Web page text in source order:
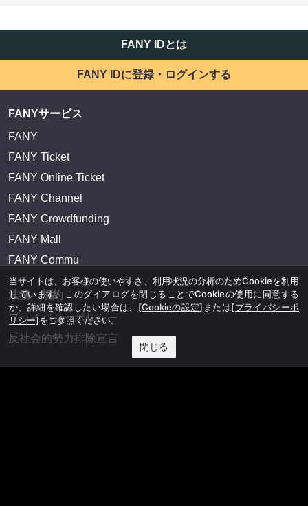
FANY IDとは
FANY IDに登録・ログインする
FANYサービス
FANY
FANY Ticket
FANY Online Ticket
FANY Channel
FANY Crowdfunding
FANY Mall
FANY Commu
法務・規約
プライバシーポリシー
反社会的勢力排除宣言
当サイトは、お客様の使いやすさ、利用状況の分析のためCookieを利用
しています。このダイアログを閉じることでCookieの使用に同意する
か、詳細を確認したい場合は、 [Cookieの設定] または[プライバシーポ
リシー]をご参照ください。
閉じる